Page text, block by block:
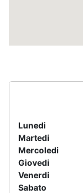
Lunedi
Martedi
Mercoledi
Giovedi
Venerdi
Sabato